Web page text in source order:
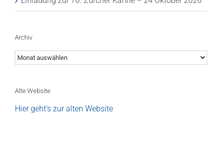
Archiv
Archiv
Alte Website
Hier geht's zur alten Website